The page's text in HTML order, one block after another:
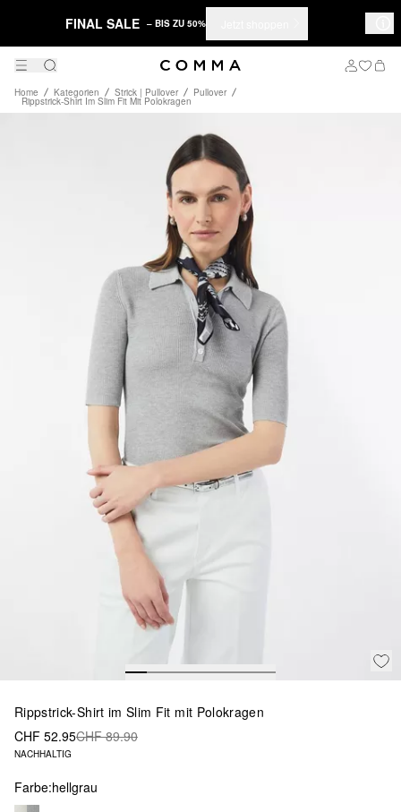
FINAL SALE – BIS ZU 50%
Home Kategorien Strick | Pullover Pullover
Rippstrick-Shirt Im Slim Fit Mit Polokragen
Rippstrick-Shirt im Slim Fit mit Polokragen
CHF 52.95CHF 89.90
NACHHALTIG
Farbe:hellgrau